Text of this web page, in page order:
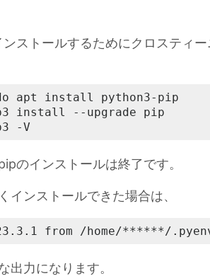
ストールするためにクロスティ
apt install python3-pip
install --upgrade pip
-V
のインストールは終了です。
インストールできた場合は、
from /home/******/
出力になります。